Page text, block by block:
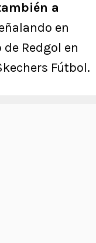
a
en
Redgol en
Fútbol.